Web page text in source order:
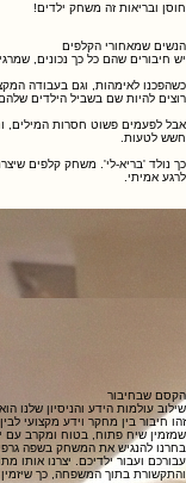
חוסן ובריאות זה משחק ילדים!
הנשים שמאחורי הקלפים
יש חיבורים שהם כל כך נכונים,
כשהפכנו לאימהות, וגם בעבודה
רוצים להיות שם בשביל הילדים
אבל לפעמים פשוט חסרות המילים,
חשש לטעות.
כך נולד 'בריא-לי'. משחק קלפים
לרגע אמיתי.
אמא לשלושה בנים בגילאי 16, 14 ו-9.
הקסם שבחיבור
שילוב עולמות הידע והניסיון שלנו
זהו חיבור בין מחקר וידע מקצועי
שמזמין שיח פתוח, בטוח ומקרב עם
בחרנו להנגיש את המשחק בשפה
עבורכם ועבור ילדיכם. יצרנו אותו
והתקשורת בתוך המשפחה, כך